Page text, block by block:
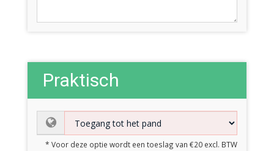
Praktisch
* Voor deze optie wordt een toeslag van €20 excl. BTW